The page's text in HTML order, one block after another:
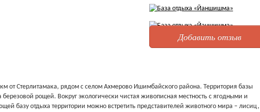
Добавить отзыв
от Стерлитамака, рядом с селом Ахмерово Ишимбайского района. Территория базы
березовой рощей. Вокруг экологически чистая живописная местность с ягодными и
базу отдыха территории можно встретить представителей животного мира – лисиц,